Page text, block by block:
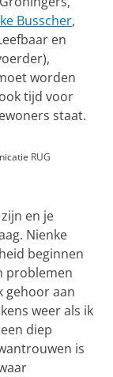
Busscher,
en
worden
tijd voor
staat.
RUG
en je
Nienke
beginnen
problemen
gehoor aan
weer als ik
diep
is